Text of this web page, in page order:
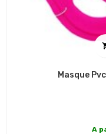
Masque
A